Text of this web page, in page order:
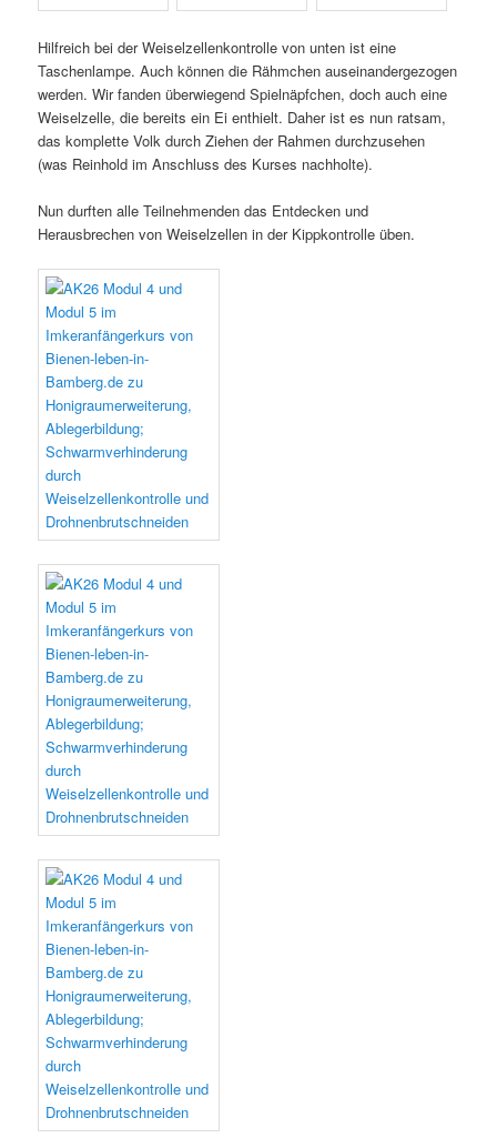
Hilfreich bei der Weiselzellenkontrolle von unten ist eine
Taschenlampe. Auch können die Rähmchen auseinandergezogen
werden. Wir fanden überwiegend Spielnäpfchen, doch auch eine
Weiselzelle, die bereits ein Ei enthielt. Daher ist es nun ratsam,
das komplette Volk durch Ziehen der Rahmen durchzusehen
(was Reinhold im Anschluss des Kurses nachholte).
Nun durften alle Teilnehmenden das Entdecken und
Herausbrechen von Weiselzellen in der Kippkontrolle üben.